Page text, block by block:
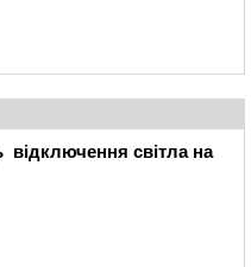
світла на